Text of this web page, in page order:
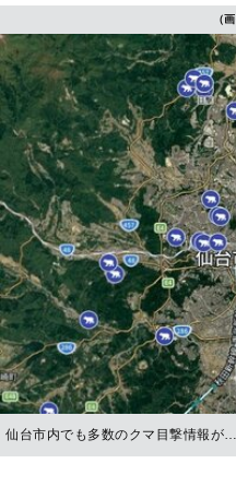
（
仙台市内でも多数のクマ目撃情報が